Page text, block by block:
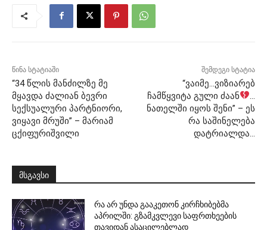
წინა სტატიაში
“34 წლის მანძილზე მე
მყავდა ძალიან ბევრი
სექსუალური პარტნიორი,
ვიყავი მრუში” – მარიამ
ცქიფურიშვილი
შემდეგი სტატია
“ვაიმე…ვიზიარებ
ჩამწყვიტა გული ძაან
ნათელში იყოს შენი” – ეს
რა საშინელება
დატრიალდა…
მსგავსი
რა არ უნდა გააკეთონ კირჩხიბებმა
აპრილში: გზამკვლევი საფრთხეების
თავიდან ასაცილებლად